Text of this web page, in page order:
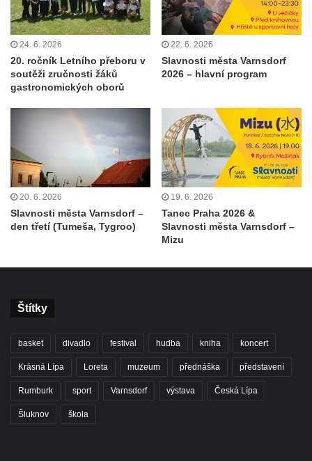
24. 6. 2026
20. ročník Letního přeboru v
soutěži zručnosti žáků
gastronomických oborů
22. 6. 2026
Slavnosti města Varnsdorf
2026 – hlavní program
20. 6. 2026
Slavnosti města Varnsdorf –
den třetí (Tumeša, Tygroo)
19. 6. 2026
Tanec Praha 2026 &
Slavnosti města Varnsdorf –
Mizu
Štítky
basket divadlo festival hudba kniha koncert
Krásná Lípa Loreta muzeum přednáška představení
Rumburk sport Varnsdorf výstava Česká Lípa
Šluknov škola